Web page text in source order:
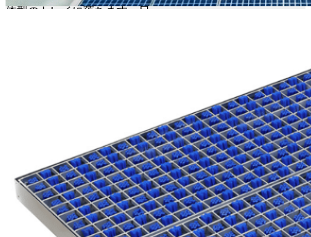
体型のトレイに落ちます。日
個々のストリップを迅速かつ
手頃な価格で交換できるた
め、全体的な維持費を最小限
に抑えることができます。